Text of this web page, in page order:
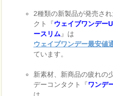
2種類の新製品が発売さ
クト『ウェイブワンデー
ースリム 』は
ウェイブワンデー最安値
ています。
新素材、新商品の疲れの
デーコンタクト『ワンデ
は